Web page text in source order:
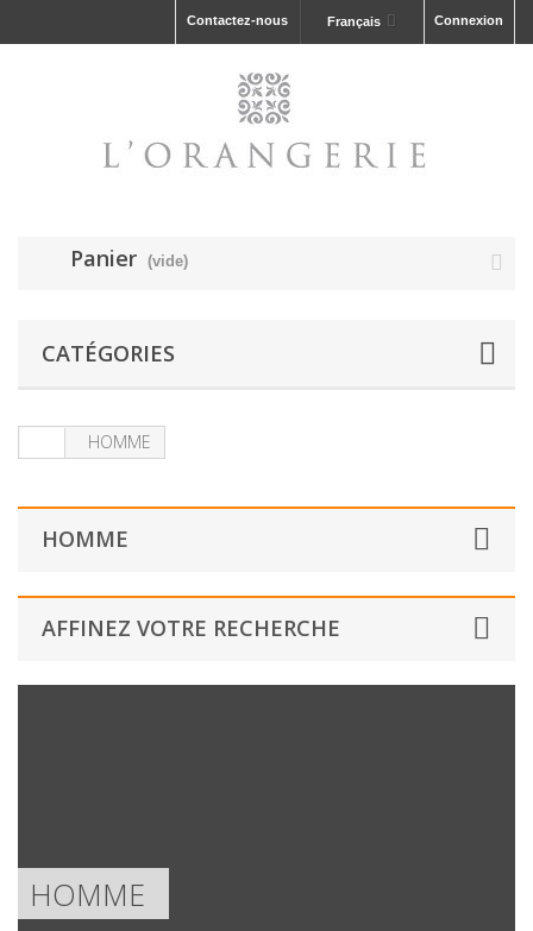
Connexion
Français
Contactez-nous
Panier (vide)
CATÉGORIES
HOMME
HOMME
AFFINEZ VOTRE RECHERCHE
HOMME